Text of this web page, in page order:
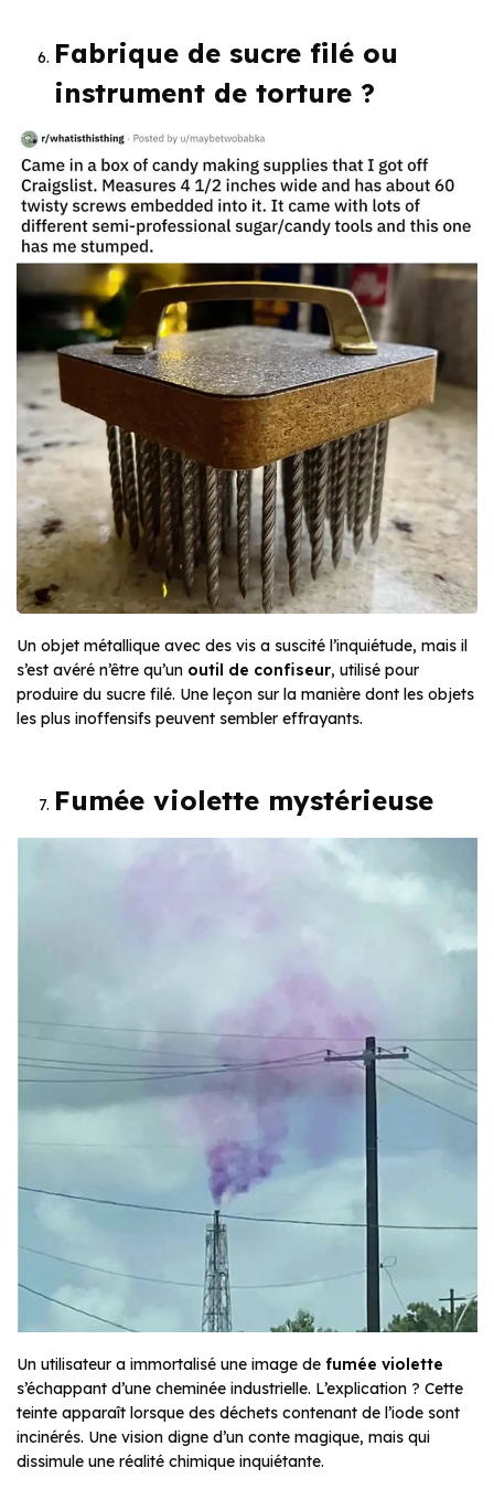
Fabrique de sucre filé ou
instrument de torture ?
Un objet métallique avec des vis a suscité l’inquiétude, mais il
s’est avéré n’être qu’un outil de confiseur, utilisé pour
produire du sucre filé. Une leçon sur la manière dont les objets
les plus inoffensifs peuvent sembler effrayants.
Fumée violette mystérieuse
Un utilisateur a immortalisé une image de fumée violette
s’échappant d’une cheminée industrielle. L’explication ? Cette
teinte apparaît lorsque des déchets contenant de l’iode sont
incinérés. Une vision digne d’un conte magique, mais qui
dissimule une réalité chimique inquiétante.